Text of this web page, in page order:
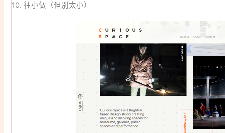
10. 往小做（但別太小）